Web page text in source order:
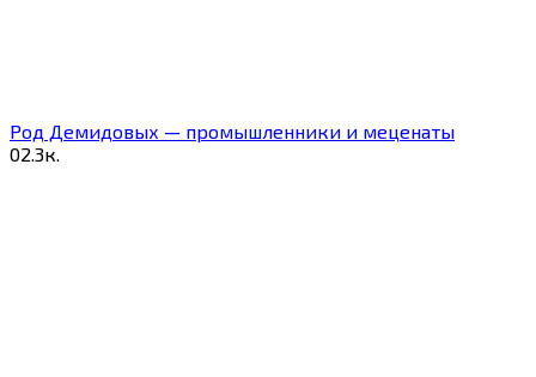
Род Демидовых — промышленники и меценаты
02.3к.